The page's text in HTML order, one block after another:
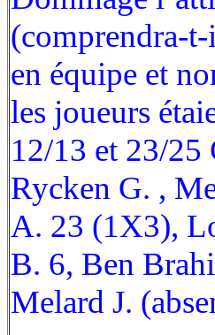
(comprendra-
en équipe et
les joueurs
12/13 et 23/25
Rycken G. ,
A. 23 (1X3),
B. 6, Ben
Melard J.